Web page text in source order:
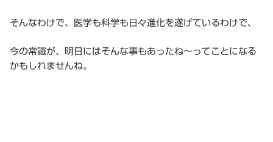
そんなわけで、医学も科学も日々進化を遂げているわけで、
今の常識が、明日にはそんな事もあったね〜ってことになる
かもしれませんね。